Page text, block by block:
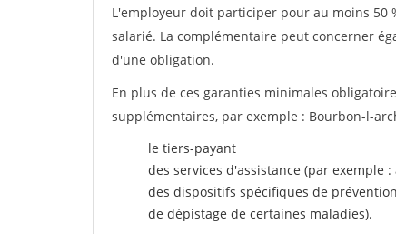
L'employeur doit participer pour au moins 50
salarié. La complémentaire peut concerner
d'une obligation.
En plus de ces garanties minimales
supplémentaires, par exemple : Bourbon-l-
le tiers-payant
des services d'assistance (par exemple
des dispositifs spécifiques de
de dépistage de certaines maladies).